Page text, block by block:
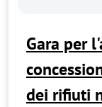
Gara per
dei rifiuti